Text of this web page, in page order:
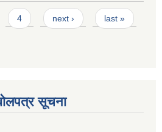
4 next › last »
सूचना